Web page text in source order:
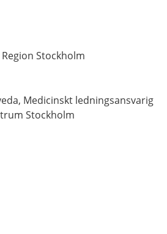
Region Stockholm
Medicinskt ledningsansvarig
Stockholm